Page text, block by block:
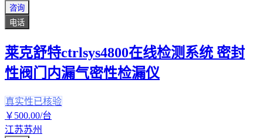
咨询
电话
莱克舒特ctrlsys4800在线检测系统 密封
性阀门内漏气密性检漏仪
真实性已核验
￥ 500.00/台
江苏苏州